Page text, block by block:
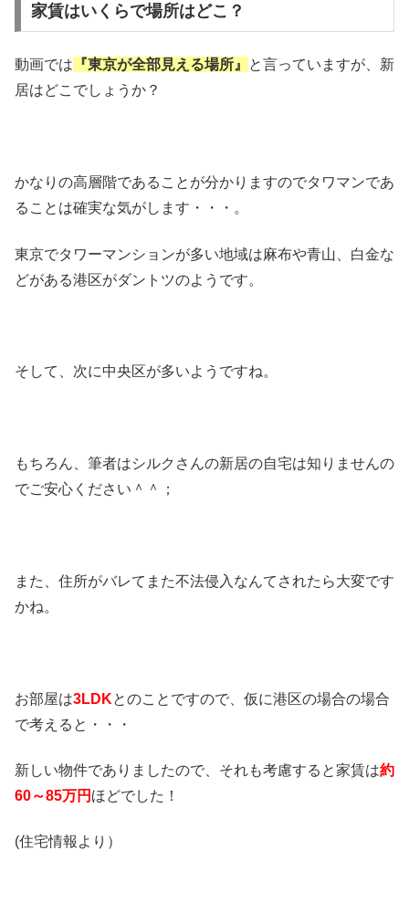
家賃はいくらで場所はどこ？
動画では 『東京が全部見える場所』
と言っていますが、新
居はどこでしょうか？
かなりの高層階であることが分かりますのでタワマンであ
ることは確実な気がします・・・。
東京でタワーマンションが多い地域は麻布や青山、白金な
どがある港区がダントツのようです。
そして、次に中央区が多いようですね。
もちろん、筆者はシルクさんの新居の自宅は知りませんの
でご安心ください＾＾；
また、住所がバレてまた不法侵入なんてされたら大変です
かね。
お部屋は3LDKとのことですので、仮に港区の場合の場合
で考えると・・・
新しい物件でありましたので、それも考慮すると家賃は約
60～85万円 ほどでした！
(住宅情報より）